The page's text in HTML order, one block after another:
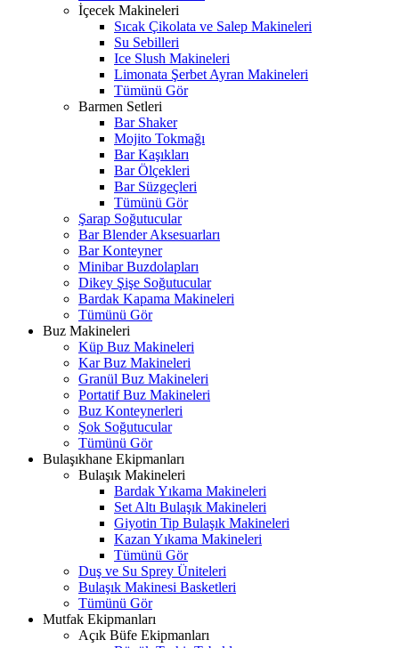
İçecek Makineleri
Sıcak Çikolata ve Salep Makineleri
Su Sebilleri
Ice Slush Makineleri
Limonata Şerbet Ayran Makineleri
Tümünü Gör
Barmen Setleri
Bar Shaker
Mojito Tokmağı
Bar Kaşıkları
Bar Ölçekleri
Bar Süzgeçleri
Tümünü Gör
Şarap Soğutucular
Bar Blender Aksesuarları
Bar Konteyner
Minibar Buzdolapları
Dikey Şişe Soğutucular
Bardak Kapama Makineleri
Tümünü Gör
Buz Makineleri
Küp Buz Makineleri
Kar Buz Makineleri
Granül Buz Makineleri
Portatif Buz Makineleri
Buz Konteynerleri
Şok Soğutucular
Tümünü Gör
Bulaşıkhane Ekipmanları
Bulaşık Makineleri
Bardak Yıkama Makineleri
Set Altı Bulaşık Makineleri
Giyotin Tip Bulaşık Makineleri
Kazan Yıkama Makineleri
Tümünü Gör
Duş ve Su Sprey Üniteleri
Bulaşık Makinesi Basketleri
Tümünü Gör
Mutfak Ekipmanları
Açık Büfe Ekipmanları